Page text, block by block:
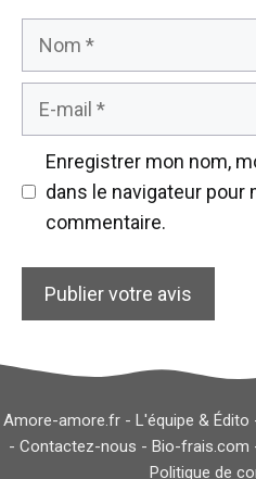
Enregistrer mon nom,
dans le navigateur pour
commentaire.
Amore-amore.fr - L'équipe & Édito
- Contactez-nous - Bio-frais.com
Politique de